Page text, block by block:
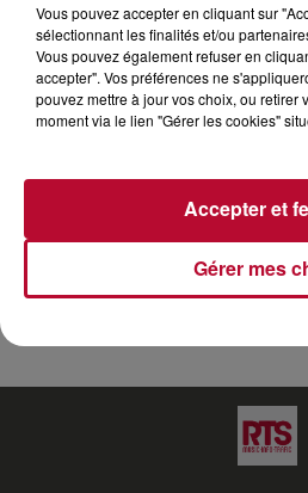
Vous pouvez accepter en cliquant sur
sélectionnant les finalités et/ou
Vous pouvez également refuser en
accepter". Vos préférences ne
pouvez mettre à jour vos choix, ou retirer
moment via le lien "Gérer les cookies"
Gérer mes
Accepter et